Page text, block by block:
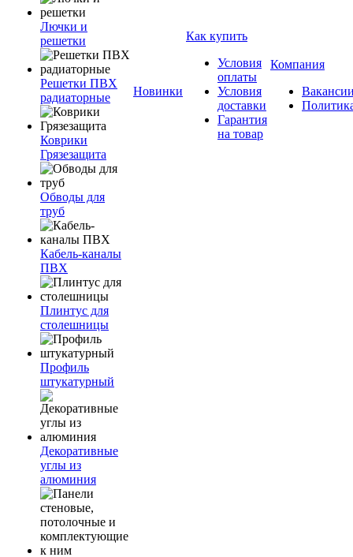
Лючки и
решетки
Решетки ПВХ
радиаторные
Коврики
Грязезащита
Обводы для
труб
Кабель-каналы
ПВХ
Плинтус для
столешницы
Профиль
штукатурный
Декоративные
углы из
алюминия
Новинки
Как купить
Условия
оплаты
Условия
доставки
Гарантия
на товар
Компания